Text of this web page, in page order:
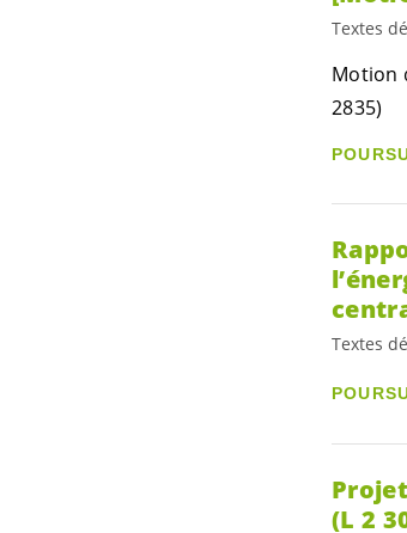
Textes
Motion
2835)
Textes
(L 2